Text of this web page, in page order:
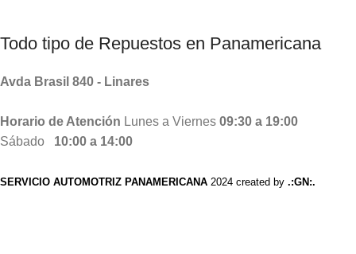
Todo tipo de Repuestos en Panamericana
Avda Brasil 840 - Linares
Horario de Atención Lunes a Viernes 09:30 a 19:00
Sábado 10:00 a 14:00
SERVICIO AUTOMOTRIZ PANAMERICANA 2024 created by .:GN:.